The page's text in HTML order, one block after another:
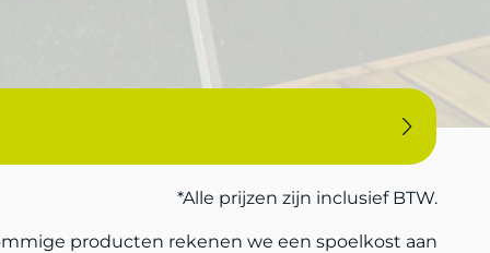
*Alle prijzen zijn inclusief BTW.
producten rekenen we een spoelkost aan